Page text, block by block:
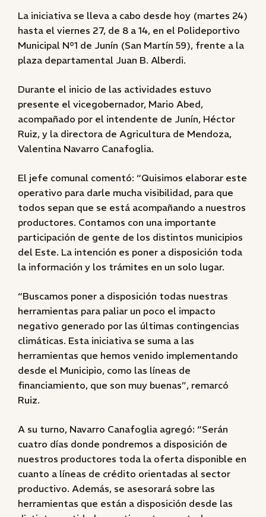
La iniciativa se lleva a cabo desde hoy (martes 24)
hasta el viernes 27, de 8 a 14, en el Polideportivo
Municipal N°1 de Junín (San Martín 59), frente a la
plaza departamental Juan B. Alberdi.
Durante el inicio de las actividades estuvo
presente el vicegobernador, Mario Abed,
acompañado por el intendente de Junín, Héctor
Ruiz, y la directora de Agricultura de Mendoza,
Valentina Navarro Canafoglia.
El jefe comunal comentó: “Quisimos elaborar este
operativo para darle mucha visibilidad, para que
todos sepan que se está acompañando a nuestros
productores. Contamos con una importante
participación de gente de los distintos municipios
del Este. La intención es poner a disposición toda
la información y los trámites en un solo lugar.
“Buscamos poner a disposición todas nuestras
herramientas para paliar un poco el impacto
negativo generado por las últimas contingencias
climáticas. Esta iniciativa se suma a las
herramientas que hemos venido implementando
desde el Municipio, como las líneas de
financiamiento, que son muy buenas”, remarcó
Ruiz.
A su turno, Navarro Canafoglia agregó: “Serán
cuatro días donde pondremos a disposición de
nuestros productores toda la oferta disponible en
cuanto a líneas de crédito orientadas al sector
productivo. Además, se asesorará sobre las
herramientas que están a disposición desde las